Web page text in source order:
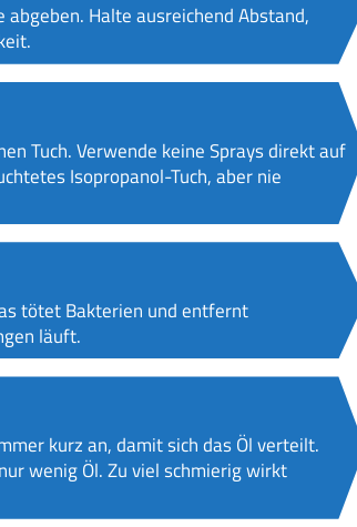
Halte ausreichend Abstand,
Tuch. Verwende keine Sprays direkt auf
Isopropanol-Tuch, aber nie
tötet Bakterien und entfernt
läuft.
kurz an, damit sich das Öl verteilt.
wenig Öl. Zu viel schmierig wirkt